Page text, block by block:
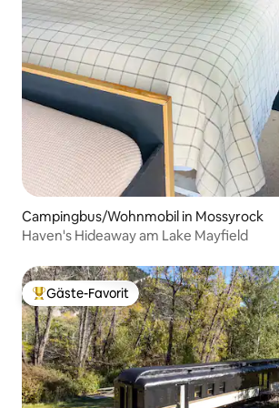
Campingbus/Wohnmobil in Mossyrock
Haven's Hideaway am Lake Mayfield
Beliebter Gäste-Favorit.
Gäste-Favorit